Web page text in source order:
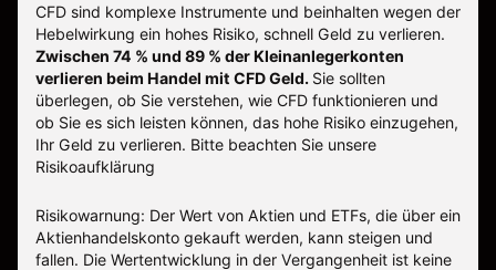
CFD sind komplexe Instrumente und beinhalten wegen der
Hebelwirkung ein hohes Risiko, schnell Geld zu verlieren.
Zwischen 74 % und 89 % der Kleinanlegerkonten
verlieren beim Handel mit CFD Geld. Sie sollten
überlegen, ob Sie verstehen, wie CFD funktionieren und
ob Sie es sich leisten können, das hohe Risiko einzugehen,
Ihr Geld zu verlieren. Bitte beachten Sie unsere
Risikoaufklärung
Risikowarnung: Der Wert von Aktien und ETFs, die über ein
Aktienhandelskonto gekauft werden, kann steigen und
fallen. Die Wertentwicklung in der Vergangenheit ist keine